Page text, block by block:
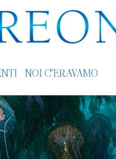
NOI C'ERAVAMO